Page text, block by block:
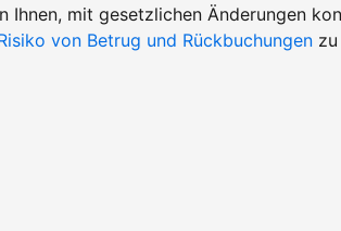
Ihnen, mit gesetzlichen Änderungen
von Betrug und Rückbuchungen